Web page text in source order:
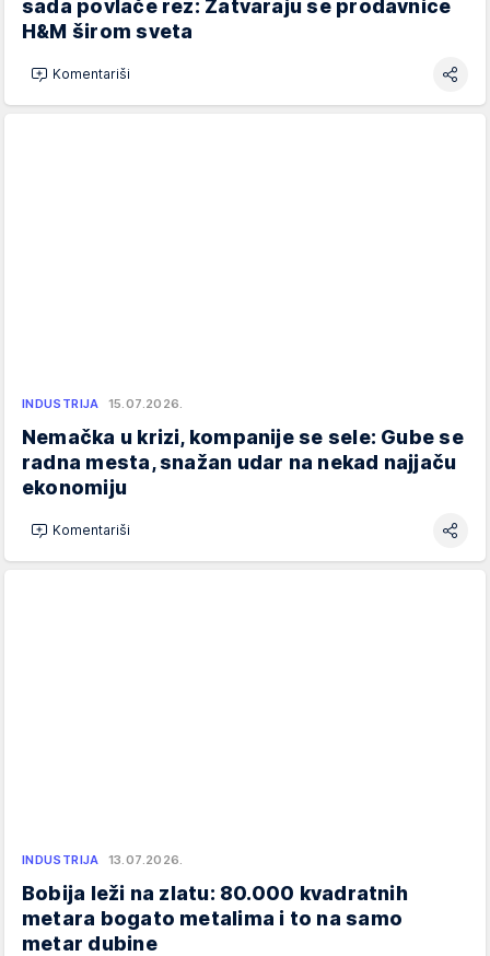
sada povlače rez: Zatvaraju se prodavnice
H&M širom sveta
Komentariši
INDUSTRIJA 15.07.2026.
Nemačka u krizi, kompanije se sele: Gube se
radna mesta, snažan udar na nekad najjaču
ekonomiju
Komentariši
INDUSTRIJA 13.07.2026.
Bobija leži na zlatu: 80.000 kvadratnih
metara bogato metalima i to na samo
metar dubine